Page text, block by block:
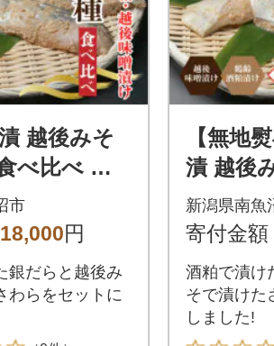
越後みそ
べ比べ 銀
味噌 各3
潟県 南魚
市
18,000円
銀だらと越後み
わらをセットに
【無地
漬 越後
比べ 銀
3切 漬
新潟県南魚
寄付金額
酒粕で漬け
そで漬けた
しました!